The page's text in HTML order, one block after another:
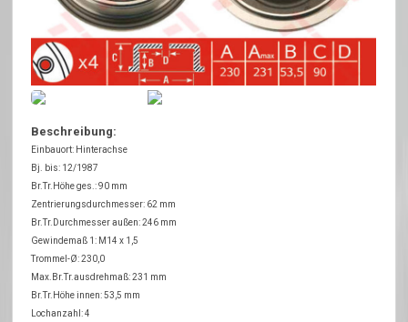
Beschreibung:
Einbauort: Hinterachse
Bj. bis: 12/1987
Br.Tr.Höhe ges.: 90 mm
Zentrierungsdurchmesser: 62 mm
Br.Tr.Durchmesser außen: 246 mm
Gewindemaß 1: M14 x 1,5
Trommel-Ø: 230,0
Max.Br.Tr.ausdrehmaß: 231 mm
Br.Tr.Höhe innen: 53,5 mm
Lochanzahl: 4